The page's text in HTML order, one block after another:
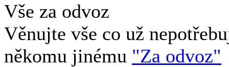
Vše za odvoz
Věnujte vše co už
někomu jinému "Za odvoz"